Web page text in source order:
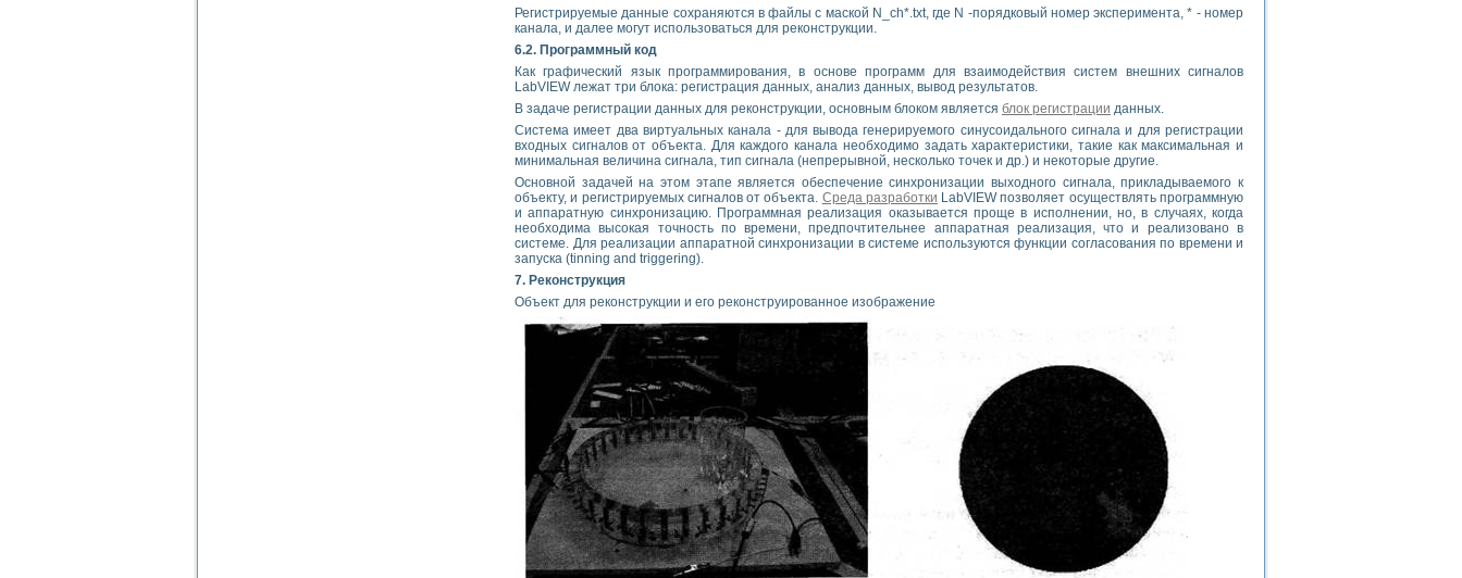
Регистрируемые данные сохраняются в файлы с маской N_ch*.txt, где N -порядковый номер эксперимента, * - номер
канала, и далее могут использоваться для реконструкции.
6.2. Программный код
Как графический язык программирования, в основе программ для взаимодействия систем внешних сигналов
LabVIEW лежат три блока: регистрация данных, анализ данных, вывод результатов.
В задаче регистрации данных для реконструкции, основным блоком является блок регистрации данных.
Система имеет два виртуальных канала - для вывода генерируемого синусоидального сигнала и для регистрации
входных сигналов от объекта. Для каждого канала необходимо задать характеристики, такие как максимальная и
минимальная величина сигнала, тип сигнала (непрерывной, несколько точек и др.) и некоторые другие.
Основной задачей на этом этапе является обеспечение синхронизации выходного сигнала, прикладываемого к
объекту, и регистрируемых сигналов от объекта. Среда разработки LabVIEW позволяет осуществлять программную
и аппаратную синхронизацию. Программная реализация оказывается проще в исполнении, но, в случаях, когда
необходима высокая точность по времени, предпочтительнее аппаратная реализация, что и реализовано в
системе. Для реализации аппаратной синхронизации в системе используются функции согласования по времени и
запуска (tinning and triggering).
7. Реконструкция
Объект для реконструкции и его реконструированное изображение